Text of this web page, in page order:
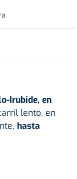
Irubide, en
lento, en
hasta